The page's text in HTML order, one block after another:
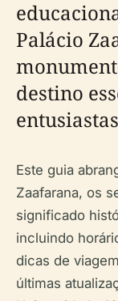
Palácio
destino
Este guia
Zaafarana, os
significado
incluindo
dicas de
últimas